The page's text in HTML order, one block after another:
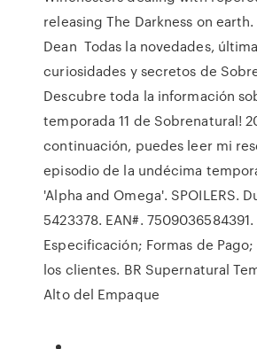
releasing The Darkness on earth.
Dean Todas la novedades,
curiosidades y secretos de
Descubre toda la información
temporada 11 de Sobrenatural!
continuación, puedes leer mi
episodio de la undécima
'Alpha and Omega'. SPOILERS.
5423378. EAN#.
Especificación; Formas de
los clientes. BR Supernatural
Alto del Empaque